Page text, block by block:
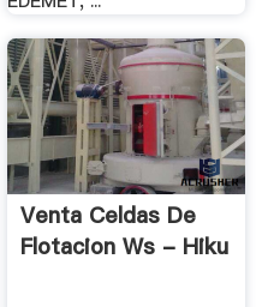
Venta Celdas De
Flotacion Ws - Hiku